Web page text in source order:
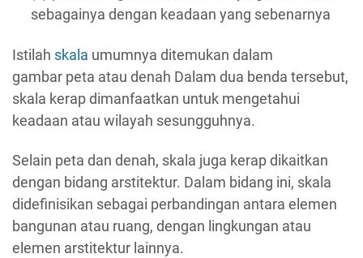
sebagainya dengan keadaan yang sebenarnya
Istilah skala umumnya ditemukan dalam
gambar peta atau denah Dalam dua benda tersebut,
skala kerap dimanfaatkan untuk mengetahui
keadaan atau wilayah sesungguhnya.
Selain peta dan denah, skala juga kerap dikaitkan
dengan bidang arstitektur. Dalam bidang ini, skala
didefinisikan sebagai perbandingan antara elemen
bangunan atau ruang, dengan lingkungan atau
elemen arstitektur lainnya.